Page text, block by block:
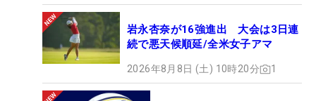
岩永杏奈が16強進出 大会は3日連
続で悪天候順延/全米女子アマ
2026年8月8日 (土) 10時20分 1